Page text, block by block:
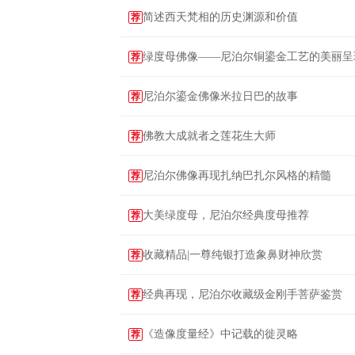
荐 简述西天梵相的历史渊源和价值
荐 绿度母佛像——尼泊尔铜鎏金工艺的美丽呈
荐 尼泊尔鎏金佛像米拉日巴的故事
荐 佛教大成就者之莲花生大师
荐 尼泊尔佛像再现扎纳巴扎尔风格的精髓
荐 大美绿度母，尼泊尔经典度母推荐
荐 收藏精品|一尊纯银打造象鼻财神欣赏
荐 经典再现，尼泊尔收藏级金刚手菩萨鉴赏
荐 《造像度量经》中记载的徙灵略